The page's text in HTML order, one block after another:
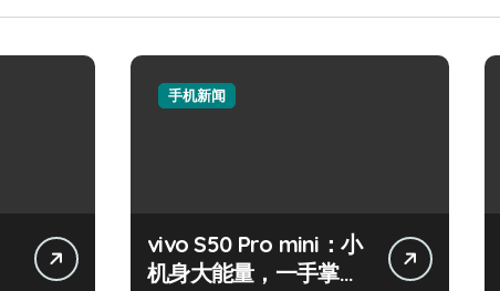
手机新闻
vivo S50 Pro mini：小
机身大能量，一手掌控